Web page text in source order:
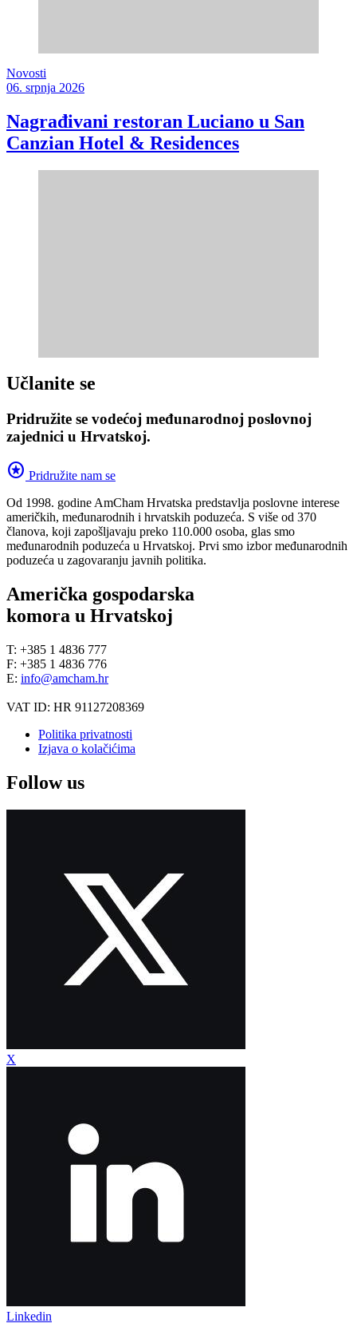
Novosti
06. srpnja 2026
Nagrađivani restoran Luciano u San
Canzian Hotel & Residences
Učlanite se
Pridružite se vodećoj međunarodnoj poslovnoj
zajednici u Hrvatskoj.
stars Pridružite nam se
Od 1998. godine AmCham Hrvatska predstavlja poslovne interese
američkih, međunarodnih i hrvatskih poduzeća. S više od 370
članova, koji zapošljavaju preko 110.000 osoba, glas smo
međunarodnih poduzeća u Hrvatskoj. Prvi smo izbor međunarodnih
poduzeća u zagovaranju javnih politika.
Američka gospodarska
komora u Hrvatskoj
T: +385 1 4836 777
F: +385 1 4836 776
E: info@amcham.hr
VAT ID: HR 91127208369
Politika privatnosti
Izjava o kolačićima
Follow us
X
Linkedin